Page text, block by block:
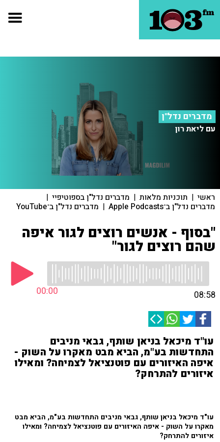
מדברים נדל"ן
עם ליאת רון
ראשי | תוכניות מלאות | מדברים נדל"ן בספוטיפיי |
מדברים נדל"ן ב־Apple Podcasts | מדברים נדל"ן ב־YouTube
"בסוף - אנשים רוצים לגור איפה
שהם רוצים לגור"
00:00 08:58
עו"ד מיכאל בניאן שותף, גבאי מניבים
התחדשות בע"מ, הביא מבט מאקרו על השוק -
איפה האיזורים עם פוטנציאל לצמיחה? ומאילו
איזורים להתרחק?
עו"ד מיכאל בניאן שותף, גבאי מניבים התחדשות בע"מ, הביא מבט
מאקרו על השוק - איפה האיזורים עם פוטנציאל לצמיחה? ומאילו
איזורים להתרחק?